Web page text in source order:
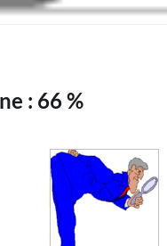
: 66 %